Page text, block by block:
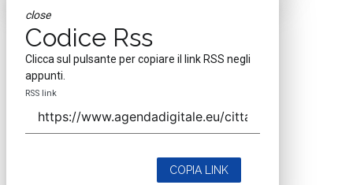
close
Codice Rss
Clicca sul pulsante per copiare il link RSS negli
appunti.
RSS link
COPIA LINK